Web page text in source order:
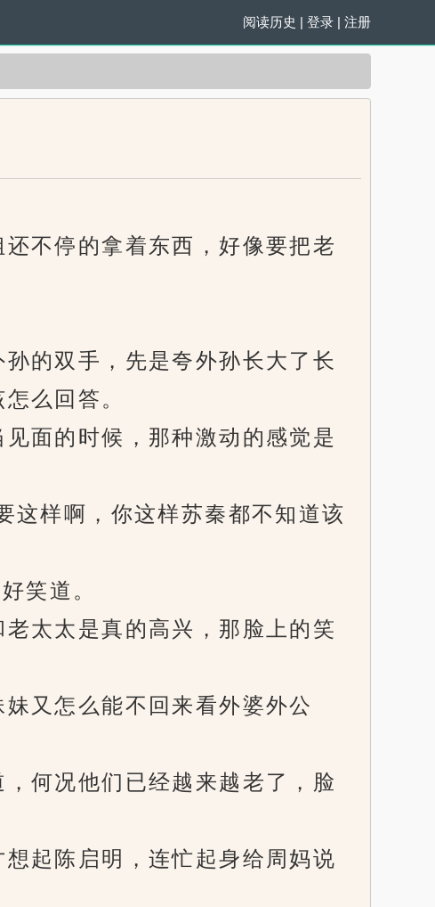
阅读历史 | 登录 | 注册
不停的拿着东西，好像要把老
的双手，先是夸外孙长大了长
么回答。
面的时候，那种激动的感觉是
样啊，你这样苏秦都不知道该
笑道。
太太是真的高兴，那脸上的笑
又怎么能不回来看外婆外公
何况他们已经越来越老了，脸
起陈启明，连忙起身给周妈说